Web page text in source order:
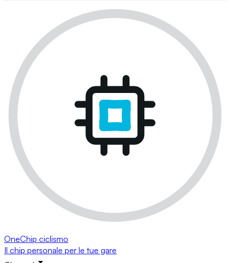
OneChip ciclismo
Il chip personale per le tue gare